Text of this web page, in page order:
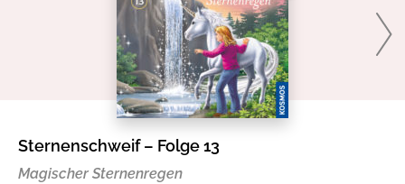
Sternenschweif – Folge 13
Magischer Sternenregen